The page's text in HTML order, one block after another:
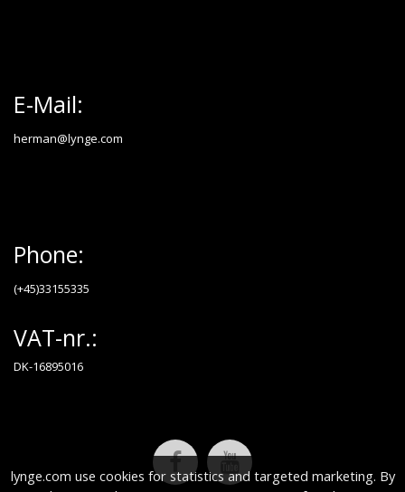
lynge.com use cookies for statistics and targeted marketing. By
E-Mail:
herman@lynge.com
Phone:
(+45)33155335
VAT-nr.:
DK-16895016